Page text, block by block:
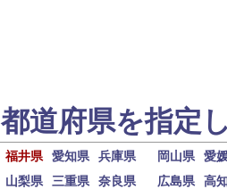
都道府県を指定
福井県 愛知県 兵庫県 岡山県
愛
山梨県 三重県 奈良県 広島県
高